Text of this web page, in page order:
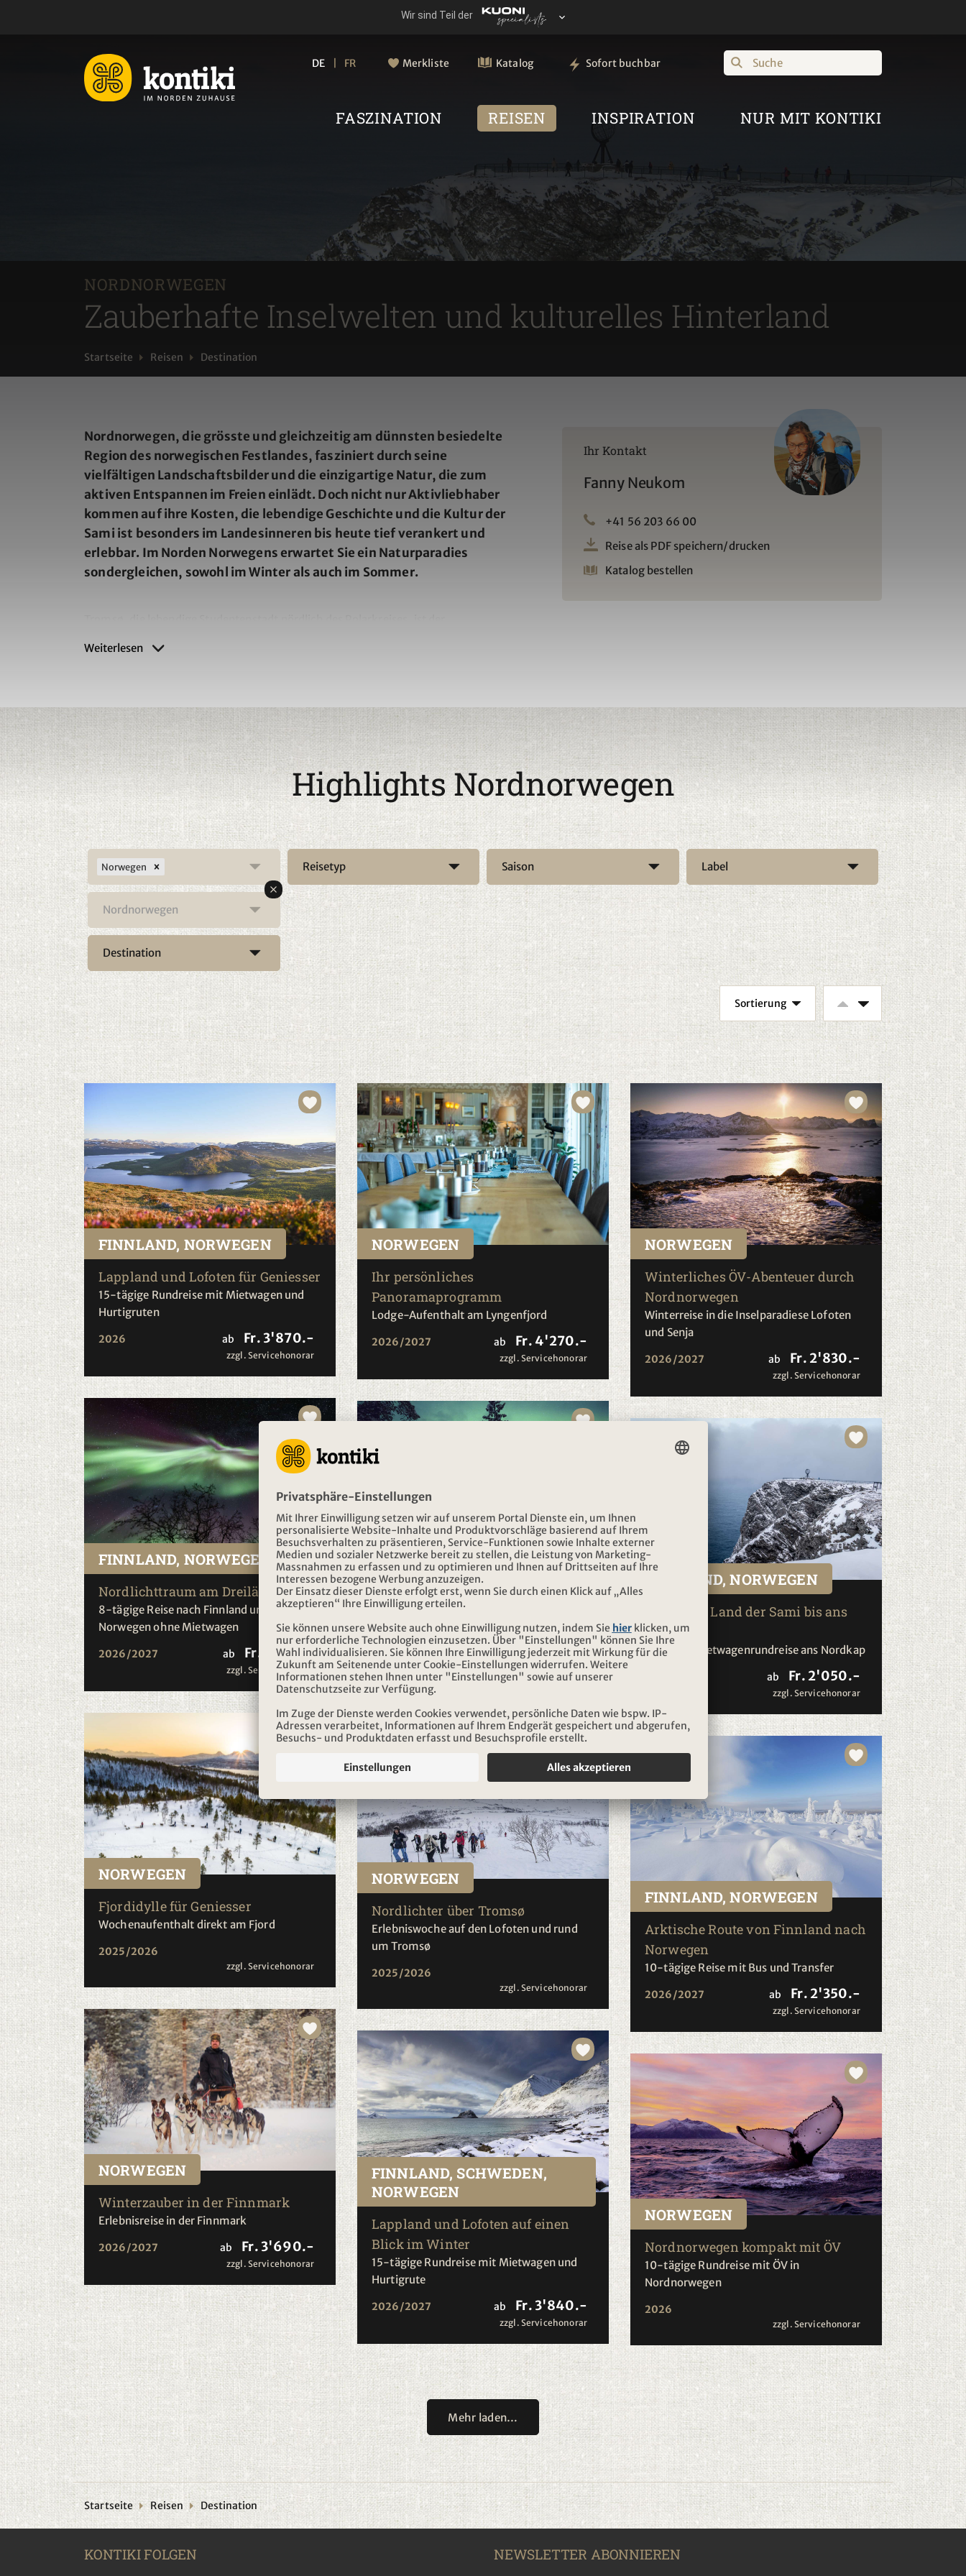
DE FR Merkliste Katalog Sofort buchbar Suche
FASZINATION REISEN INSPIRATION NUR MIT KONTIKI
NORDNORWEGEN
Zauberhafte Inselwelten und kulturelles Hinterland
Startseite Reisen Destination
Nordnorwegen, die grösste und gleichzeitig am dünnsten besiedelte
Region des norwegischen Festlandes, fasziniert durch seine
vielfältigen Landschaftsbilder und die einzigartige Natur, die zum
aktiven Entspannen im Freien einlädt. Doch nicht nur Aktivliebhaber
kommen auf ihre Kosten, die lebendige Geschichte und die Kultur der
Sami ist besonders im Landesinneren bis heute tief verankert und
erlebbar. Im Norden Norwegens erwartet Sie ein Naturparadies
sondergleichen, sowohl im Winter als auch im Sommer.
ragen steile Bergflanken, die zerklüftete Küste und die langen Strände auf den Inseln
Landschaftsformen lassen sich wunderbar mit dem eigenen Mietwagen erkunden.
Viele familiär geführte Hotels und Lodges bieten das perfekte Zuhause für
romantische Wintertage. Ob auf einer rasanten Motorschlittentour, einer
aufregenden Fahrt mit den Huskies oder einer Schneeschuhwanderung unter den
mystischen Nordlichtern - der nordnorwegische Winter wird Sie begeistern. Aber
auch im Sommer erstrahlt die einzigartige Landschaft, unter der nicht
untergehenden Mitternachtssonne, in vollem Glanz. Besonders die Lofoten und
Vesterålen sind im Sommer das Aktiveldorado schlechthin. Jedoch hat
Nordnorwegen auch neben den bekannten Lofoten viel zu bieten. Das Sehnsuchtsziel
Nordkap, der nördlichste Punkt des europäischen Festlands, zieht viele
Skandinavienreisende in seinen Bann, oder die Insel Senja, ein noch unberührtes
Naturparadies mit pittoresken Fischerdörfern. Sie wollten schon immer einmal Wale
im offenen Meer beobachten? Diese Möglichkeit bietet sich im Sommer sowie auch
im Winter in Andenes. Wer etwas tiefer in die Kultur und Geschichte eintauchen
möchte, besucht in der Region Finnmark zum Beispiel Karasjok, die Hauptstadt der
norwegischen Sami mit dem Samiparlament, oder Alta mit seinen Felszeichnungen.
Finden Sie Ihren ganz persönlichen Lieblingsplatz in einer Region mit unberührten
Naturlandschaften und unzähligen Highlights.
Weiterlesen
Ihr Kontakt
Fanny Neukom
+41 56 203 66 00
Reise als PDF speichern/drucken
Katalog bestellen
Highlights Nordnorwegen
Norwegen
Nordnorwegen
Destination
Reisetyp Saison Label
FINNLAND, NORWEGEN
Lappland und Lofoten für Geniesser
15-tägige Rundreise mit Mietwagen und
Hurtigruten
2026 ab Fr. 3'870.-
zzgl. Servicehonorar
NORWEGEN
Ihr persönliches
Panoramaprogramm
Lodge-Aufenthalt am Lyngenfjord
2026/2027 ab Fr. 4'270.-
zzgl. Servicehonorar
NORWEGEN
Winterliches ÖV-Abenteuer durch
Nordnorwegen
Winterreise in die Inselparadiese Lofoten
und Senja
2026/2027 ab Fr. 2'830.-
zzgl. Servicehonorar
FINNLAND, NORWEGEN
Nordlichttraum am Dreiländereck
8-tägige Reise nach Finnland und
Norwegen ohne Mietwagen
2026/2027 ab Fr. 2'230.-
zzgl. Servicehonorar
NORWEGEN, SCHWEDEN
Wintervergnügen in Schwedisch-
Lappland
Winterwoche in Kiruna
2025/2026
zzgl. Servicehonorar
FINNLAND, NORWEGEN
Durch das Land der Sami bis ans
Nordkap
8-tägige Mietwagenrundreise ans Nordkap
ab Fr. 2'050.-
zzgl. Servicehonorar
NORWEGEN
Fjordidylle für Geniesser
Wochenaufenthalt direkt am Fjord
2025/2026
zzgl. Servicehonorar
NORWEGEN
Nordlichter über Tromsø
Erlebniswoche auf den Lofoten und rund
um Tromsø
2025/2026
zzgl. Servicehonorar
FINNLAND, NORWEGEN
Arktische Route von Finnland nach
Norwegen
10-tägige Reise mit Bus und Transfer
2026/2027 ab Fr. 2'350.-
zzgl. Servicehonorar
NORWEGEN
Winterzauber in der Finnmark
Erlebnisreise in der Finnmark
2026/2027 ab Fr. 3'690.-
zzgl. Servicehonorar
FINNLAND, SCHWEDEN,
NORWEGEN
Lappland und Lofoten auf einen
Blick im Winter
15-tägige Rundreise mit Mietwagen und
Hurtigrute
2026/2027 ab Fr. 3'840.-
zzgl. Servicehonorar
NORWEGEN
Nordnorwegen kompakt mit ÖV
10-tägige Rundreise mit ÖV in
Nordnorwegen
2026
zzgl. Servicehonorar
Mehr laden…
Startseite Reisen Destination
KONTIKI FOLGEN NEWSLETTER ABONNIEREN